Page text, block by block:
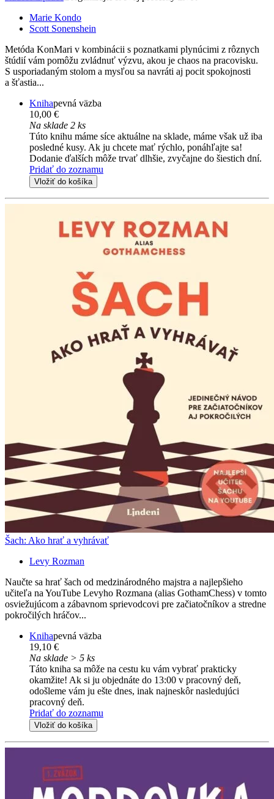
Marie Kondo
Scott Sonenshein
Metóda KonMari v kombinácii s poznatkami plynúcimi z rôznych
štúdií vám pomôžu zvládnuť výzvu, akou je chaos na pracovisku.
S usporiadaným stolom a mysľou sa navráti aj pocit spokojnosti
a šťastia...
Knihapevná väzba
10,00 €
Na sklade 2 ks
Túto knihu máme síce aktuálne na sklade, máme však už iba
posledné kusy. Ak ju chcete mať rýchlo, ponáhľajte sa!
Dodanie ďalších môže trvať dlhšie, zvyčajne do šiestich dní.
Pridať do zoznamu
Vložiť do košíka
Šach: Ako hrať a vyhrávať
Levy Rozman
Naučte sa hrať šach od medzinárodného majstra a najlepšieho
učiteľa na YouTube Levyho Rozmana (alias GothamChess) v tomto
osviežujúcom a zábavnom sprievodcovi pre začiatočníkov a stredne
pokročilých hráčov...
Knihapevná väzba
19,10 €
Na sklade > 5 ks
Táto kniha sa môže na cestu ku vám vybrať prakticky
okamžite! Ak si ju objednáte do 13:00 v pracovný deň,
odošleme vám ju ešte dnes, inak najneskôr nasledujúci
pracovný deň.
Pridať do zoznamu
Vložiť do košíka